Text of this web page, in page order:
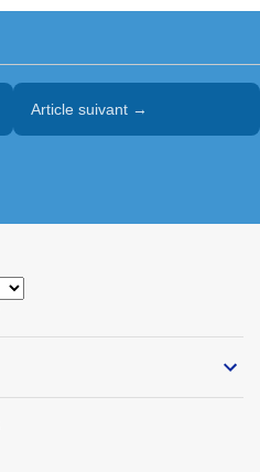
Article suivant →